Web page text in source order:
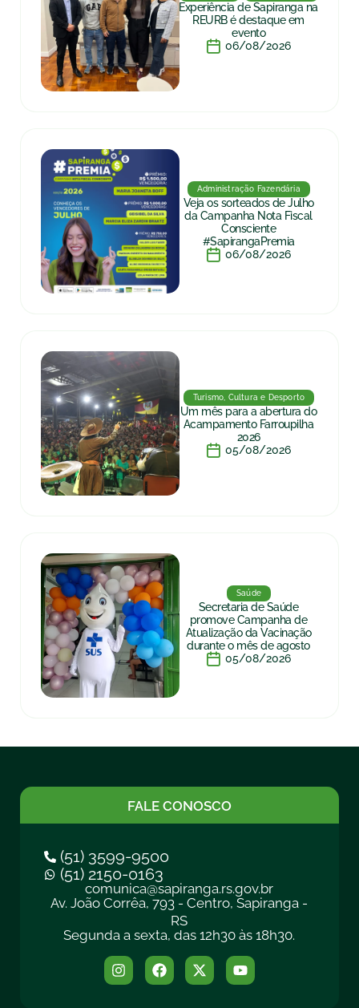
Experiência de Sapiranga na
REURB é destaque em
evento
06/08/2026
Administração Fazendária
Veja os sorteados de Julho
da Campanha Nota Fiscal
Consciente
#SapirangaPremia
06/08/2026
Turismo, Cultura e Desporto
Um mês para a abertura do
Acampamento Farroupilha
2026
05/08/2026
Saúde
Secretaria de Saúde
promove Campanha de
Atualização da Vacinação
durante o mês de agosto
05/08/2026
FALE CONOSCO
(51) 3599-9500
(51) 2150-0163
comunica@sapiranga.rs.gov.br
Av. João Corrêa, 793 - Centro, Sapiranga -
RS
Segunda a sexta, das 12h30 às 18h30.